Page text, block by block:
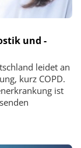
und -
leidet an
kurz COPD.
ist